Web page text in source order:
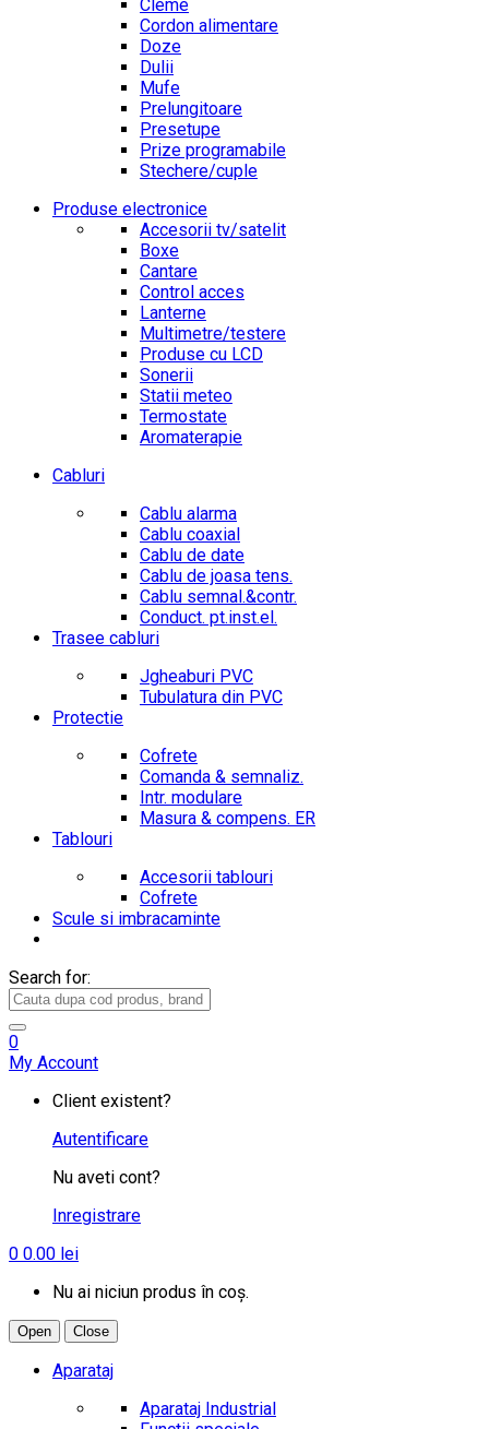
Cleme
Cordon alimentare
Doze
Dulii
Mufe
Prelungitoare
Presetupe
Prize programabile
Stechere/cuple
Produse electronice
Accesorii tv/satelit
Boxe
Cantare
Control acces
Lanterne
Multimetre/testere
Produse cu LCD
Sonerii
Statii meteo
Termostate
Aromaterapie
Cabluri
Cablu alarma
Cablu coaxial
Cablu de date
Cablu de joasa tens.
Cablu semnal.&contr.
Conduct. pt.inst.el.
Trasee cabluri
Jgheaburi PVC
Tubulatura din PVC
Protectie
Cofrete
Comanda & semnaliz.
Intr. modulare
Masura & compens. ER
Tablouri
Accesorii tablouri
Cofrete
Scule si imbracaminte
Search for:
0
My Account
Client existent?
Autentificare
Nu aveti cont?
Inregistrare
0 0.00 lei
Nu ai niciun produs în coș.
Open Close
Aparataj
Aparataj Industrial